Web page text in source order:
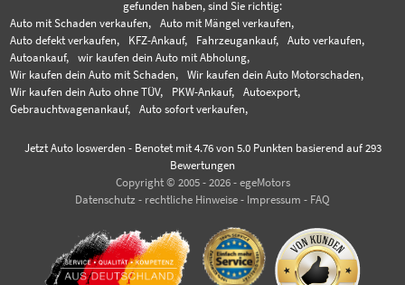
gefunden haben, sind Sie richtig:
Auto mit Schaden verkaufen,
Auto mit Mängel verkaufen,
Auto defekt verkaufen,
KFZ-Ankauf, Fahrzeugankauf,
Auto verkaufen,
Autoankauf,
wir kaufen dein Auto mit Abholung,
Wir kaufen dein Auto mit Schaden,
Wir kaufen dein Auto Motorschaden,
Wir kaufen dein Auto ohne TÜV,
PKW-Ankauf,
Autoexport,
Gebrauchtwagenankauf,
Auto sofort verkaufen,
Jetzt Auto loswerden- Benotet mit 4.76von 5.0 Punkten basierend auf 293
Bewertungen
Copyright © 2005 - 2026 - egeMotors
Datenschutz - rechtliche Hinweise - Impressum - FAQ